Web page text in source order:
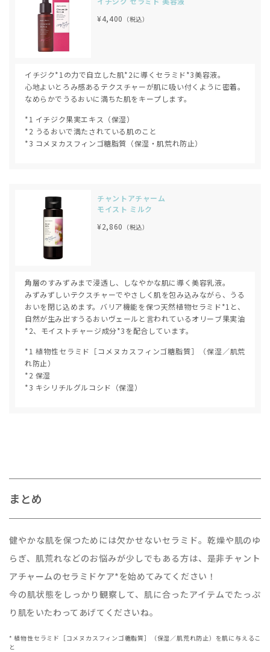
¥4,400 （税込）
イチジク*1の力で自立した肌*2に導くセラミド*3美容液。
心地よいとろみ感あるテクスチャーが肌に吸い付くように密着。
なめらかでうるおいに満ちた肌をキープします。
*1 イチジク果実エキス（保湿）
*2 うるおいで満たされている肌のこと
*3 コメヌカスフィンゴ糖脂質（保湿・肌荒れ防止）
チャントアチャーム
モイスト ミルク
¥2,860 （税込）
角層のすみずみまで浸透し、しなやかな肌に導く美容乳液。
みずみずしいテクスチャーでやさしく肌を包み込みながら、うる
おいを閉じ込めます。バリア機能を保つ天然植物セラミド*1と、
自然が生み出すうるおいヴェールと言われているオリーブ果実油
*2、モイストチャージ成分*3を配合しています。
*1 植物性セラミド［コメヌカスフィンゴ糖脂質］（保湿／肌荒
れ防止）
*2 保湿
*3 キシリチルグルコシド（保湿）
まとめ
健やかな肌を保つためには欠かせないセラミド。乾燥や肌のゆ
らぎ、肌荒れなどのお悩みが少しでもある方は、是非チャント
アチャームのセラミドケア*を始めてみてください！
今の肌状態をしっかり観察して、肌に合ったアイテムでたっぷ
り肌をいたわってあげてくださいね。
* 植物性セラミド［コメヌカスフィンゴ糖脂質］（保湿／肌荒れ防止）を肌に与えるこ
と